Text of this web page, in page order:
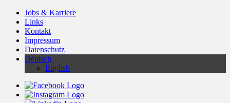
Jobs & Karriere
Links
Kontakt
Impressum
Datenschutz
Deutsch
English